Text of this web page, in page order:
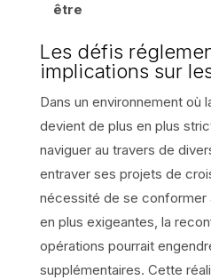
être
Les défis
implications sur
Dans un environnement où
devient de plus en plus
naviguer au travers de
entraver ses projets de
nécessité de se conformer
en plus exigeantes, la
opérations pourrait
supplémentaires. Cette